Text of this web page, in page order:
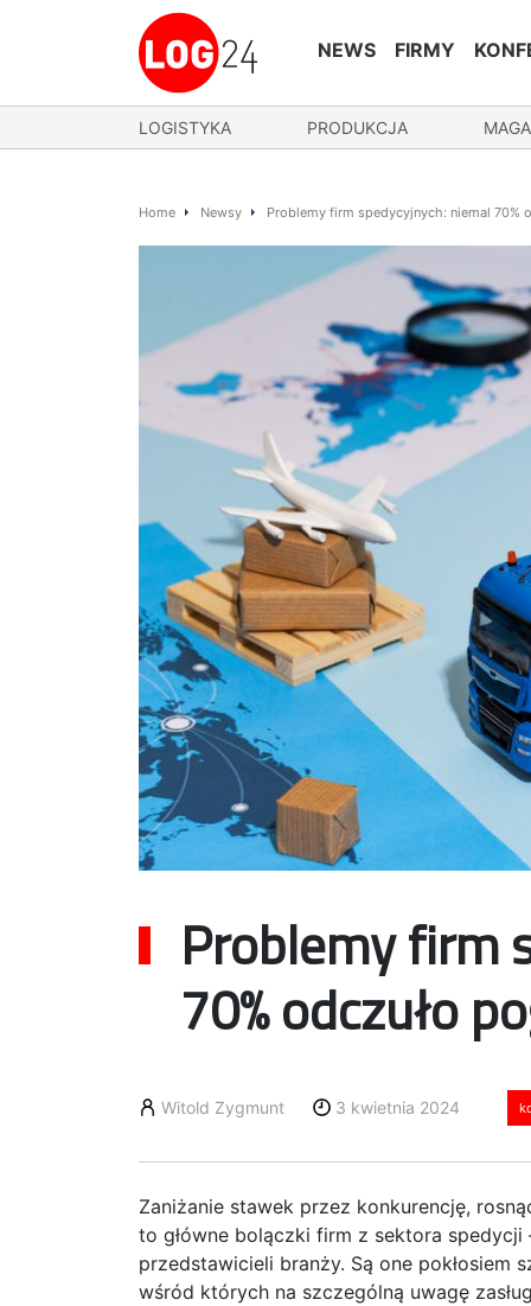
NEWS FIRMY
LOGISTYKA PRODUKCJA
Home Newsy Problemy firm spedycyjnych: niemal 70%
Problemy firm
70% odczuło
Witold Zygmunt 3 kwietnia 2024
Zaniżanie stawek przez konkurencję,
to główne bolączki firm z sektora
przedstawicieli branży. Są one pokłosiem
wśród których na szczególną uwagę